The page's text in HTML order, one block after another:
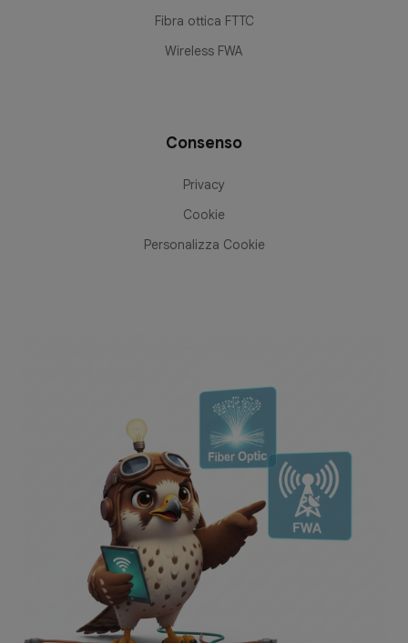
Fibra ottica FTTC
Wireless FWA
Consenso
Privacy
Cookie
Personalizza Cookie